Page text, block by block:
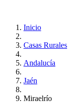
Inicio
Casas Rurales
Andalucía
Jaén
Miraelrío